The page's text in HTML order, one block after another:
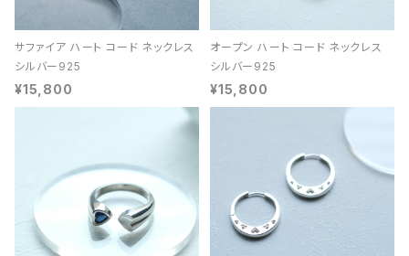
サファイア ハート コード ネックレス
シルバー925
¥15,800
オープン ハート コード ネックレス
シルバー925
¥15,800